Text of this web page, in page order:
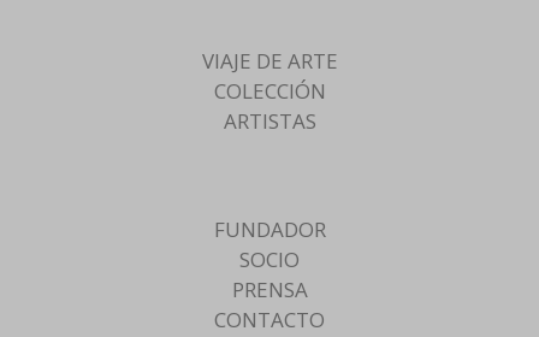
VIAJE DE ARTE
COLECCIÓN
ARTISTAS
FUNDADOR
SOCIO
PRENSA
CONTACTO